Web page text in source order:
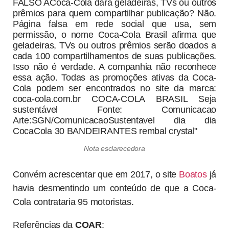
Nota esclarecedora
Convém acrescentar que em 2017, o site Boatos já
havia desmentindo um conteúdo de que a Coca-
Cola contrataria 95 motoristas.
Referências da COAR: